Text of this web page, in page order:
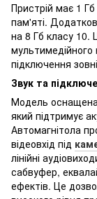
Пристрій має 1
пам'яті.
на 8 Гб класу 10.
мультимедійного
підключення
Звук та
Модель
який підтримує
Автомагнітола
відеовхід під
лінійні
сабвуфер,
ефектів. Це